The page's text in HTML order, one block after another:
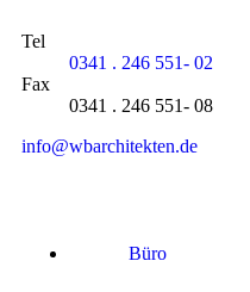
Tel
0341 . 246 551- 02
Fax
0341 . 246 551- 08
info@wbarchitekten.de
Büro